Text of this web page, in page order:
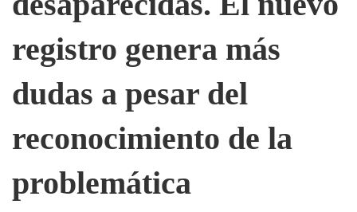
nivel
nacional
en
personas
registro genera más
dudas a pesar del
reconocimiento de la
problemática